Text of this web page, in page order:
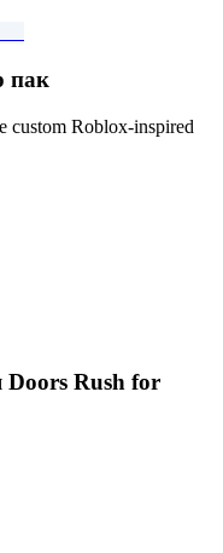
пак
custom Roblox-inspired
Doors Rush for